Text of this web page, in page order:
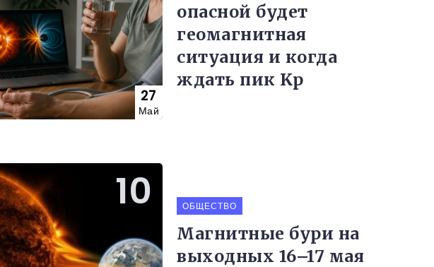
27
Май
опасной будет
геомагнитная
ситуация и когда
ждать пик Kp
ОБЩЕСТВО
Магнитные бури на
выходных 16–17 мая